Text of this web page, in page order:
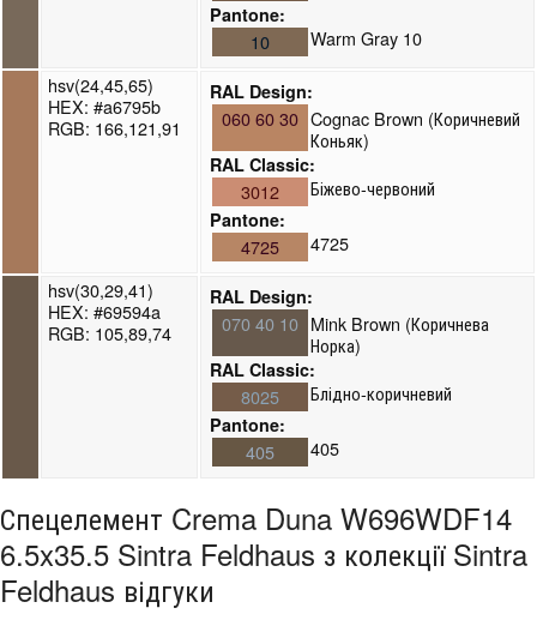
Pantone:
10
Warm Gray 10
hsv(24,45,65)
HEX: #a6795b
RGB: 166,121,91
RAL Design:
060 60 30 Cognac Brown (Коричневий
Коньяк)
RAL Classic:
3012 Біжево-червоний
Pantone:
4725
4725
hsv(30,29,41)
HEX: #69594a
RGB: 105,89,74
RAL Design:
070 40 10 Mink Brown (Коричнева
Норка)
RAL Classic:
8025 Блідно-коричневий
Pantone:
405 405
Спецелемент Crema Duna W696WDF14
6.5x35.5 Sintra Feldhaus з колекції Sintra
Feldhaus відгуки